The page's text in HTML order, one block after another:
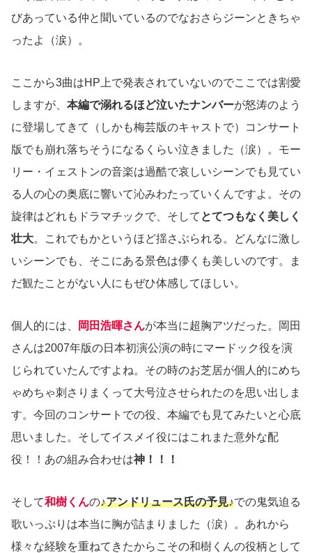
びあっている仲と聞いているのでなおさらジーンときちゃ
ったよ（涙）。
ここから3曲はHP上で発表されていないのでここでは割愛
しますが、 本編で溺れるほど泣いたナンバーが怒涛のよう
に登場してきて（しかも梅芸版のキャストで）コンサート
版でも崩れ落ちそうになるくらい泣きました（涙）。モー
リー・イェストンの音楽は過酷で哀しいシーンでも見てい
る人の心の奥底に響いて沁みわたっていくんですよ。その
旋律はどれもドラマチックで、そして とてつもなく美しく
壮大。これでもかというほど揺さぶられる。どんなに激し
いシーンでも、そこにある景色は儚くも美しいのです。ま
だ観たことがない人にもぜひ体感してほしい。
個人的には、 岡田浩暉さんが本当に超胸アツだった。岡田
さんは2007年版の日本初演公演の時にマードック役を演
じられていたんですよね。その時のお芝居が個人的にめち
ゃめちゃ刺さりまくって大号泣させられたのを思い出しま
す。今回のコンサートでの役、本編でも見てみたいと心底
思いました。そしてイスメイ役にはこれまた意外な配
役！！あの組み合わせは神！！！
そして和樹くんの♪アンドリュース氏の予見♪での鬼気迫る
歌いっぷりは本当に胸が詰まりました（涙）。あれから
様々な経験を重ねてきたからこその和樹くんの役柄として